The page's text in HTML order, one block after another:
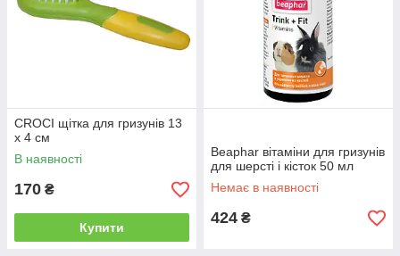
CROCI щітка для гризунів 13
х 4 см
В наявності
170 ₴
Купити
Beaphar вітаміни для гризунів
для шерсті і кісток 50 мл
Немає в наявності
424 ₴